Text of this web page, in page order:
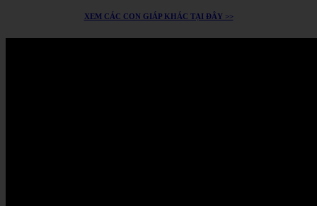
XEM CÁC CON GIÁP KHÁC TẠI ĐÂY >>